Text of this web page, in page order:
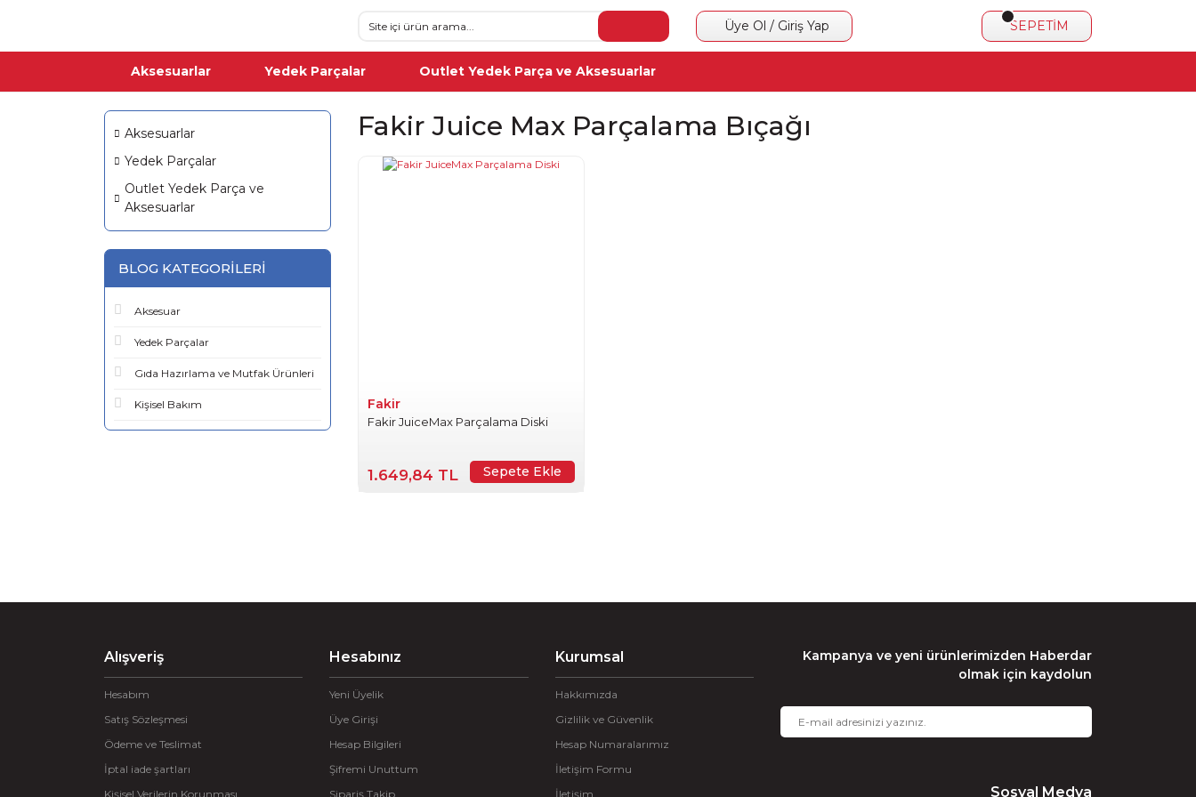
Üye Ol / Giriş Yap SEPETİM
Aksesuarlar Yedek Parçalar Outlet Yedek Parça ve Aksesuarlar
Aksesuarlar
Yedek Parçalar
Outlet Yedek Parça ve
Aksesuarlar
BLOG KATEGORILERI
Aksesuar
Yedek Parçalar
Gıda Hazırlama ve Mutfak Ürünleri
Kişisel Bakım
Fakir Juice Max Parçalama Bıçağı
Fakir
Fakir JuiceMax Parçalama Diski
1.649,84 TL Sepete Ekle
Alışveriş
Hesabım
Satış Sözleşmesi
Ödeme ve Teslimat
İptal iade şartları
Kişisel Verilerin Korunması
Hesabınız
Yeni Üyelik
Üye Girişi
Hesap Bilgileri
Şifremi Unuttum
Sipariş Takip
Kurumsal
Hakkımızda
Gizlilik ve Güvenlik
Hesap Numaralarımız
İletişim Formu
İletişim
Kampanya ve yeni ürünlerimizden Haberdar
olmak için kaydolun
Sosyal Medya